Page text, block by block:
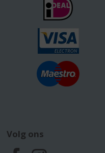
Volg ons